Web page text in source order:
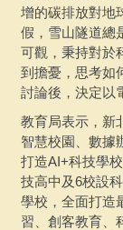
增的碳排放對地
假，雪山隧道總
可觀，秉持對於
到擔憂，思考如
討論後，決定以
教育局表示，新
智慧校園、數據
打造AI+科技學
技高中及6校設
學校，全面打造
習、創客教育、